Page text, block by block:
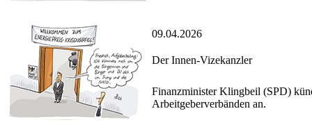
09.04.2026
Der Innen-Vizekanzler
Finanzminister Klingbeil (SPD)
Arbeitgeberverbänden an.